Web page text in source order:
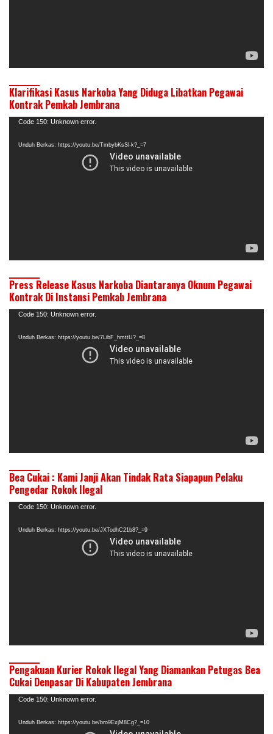
Klarifikasi Kasus Narkoba Yang Diduga Libatkan Pegawai
Kontrak Pemkab Jembrana
Pemutar
Code 150: Unknown error.
Unduh Berkas: https://youtu.be/TmbybKsSl-k?_=7
Press Release Kasus Narkoba Diantaranya Oknum Pegawai
Kontrak Di Instansi Pemkab Jembrana
Pemutar
Code 150: Unknown error.
Unduh Berkas: https://youtu.be/7LibF_hmttU?_=8
Bea Cukai : Kami Janji Akan Tindak Rata Siapapun Pelaku
Pengedar Rokok Ilegal
Pemutar
Code 150: Unknown error.
Unduh Berkas: https://youtu.be/JXTodhC21b8?_=9
Pengakuan Kurier Rokok Ilegal Yang Diamankan Petugas Bea
Cukai Denpasar Di Kabupaten Jembrana
Pemutar
Code 150: Unknown error.
Unduh Berkas: https://youtu.be/bro9ExjM8Cg?_=10